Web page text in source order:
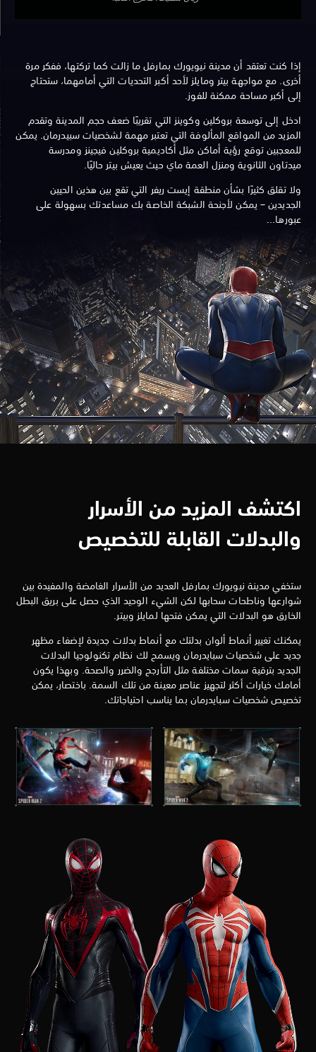
إذا كنت تعتقد أن مدينة نيويورك بمارفل ما زالت كما تركتها، ففكر مرة
أخرى. مع مواجهة بيتر ومايلز لأحد أكبر التحديات التي أمامهما، ستحتاج
إلى أكبر مساحة ممكنة للفوز.
ادخل إلى توسعة بروكلين وكوينز التي تقريبًا ضعف حجم المدينة وتقدم
المزيد من المواقع المألوفة التي تعتبر مهمة لشخصيات سبيدرمان. يمكن
للمعجبين توقع رؤية أماكن مثل أكاديمية بروكلين فيجينز ومدرسة
ميدتاون الثانوية ومنزل العمة ماي حيث يعيش بيتر حاليًا.
ولا تقلق كثيرًا بشأن منطقة إيست ريفر التي تقع بين هذين الحيين
الجديدين – يمكن لأجنحة الشبكة الخاصة بك مساعدتك بسهولة على
عبورها...
اكتشف المزيد من الأسرار
والبدلات القابلة للتخصيص
ستخفي مدينة نيويورك بمارفل العديد من الأسرار الغامضة والمفيدة بين
شوارعها وناطحات سحابها لكن الشيء الوحيد الذي حصل على بريق البطل
الخارق هو البدلات التي يمكن فتحها لمايلز وبيتر.
يمكنك تغيير أنماط ألوان بدلتك مع أنماط بدلات جديدة لإضفاء مظهر
جديد على شخصيات سبايدرمان ويسمح لك نظام تكنولوجيا البدلات
الجديد بترقية سمات مختلفة مثل التأرجح والضرر والصحة. وبهذا يكون
أمامك خيارات أكثر لتجهيز عناصر معينة من تلك السمة. باختصار، يمكن
تخصيص شخصيات سبايدرمان بما يناسب احتياجاتك.